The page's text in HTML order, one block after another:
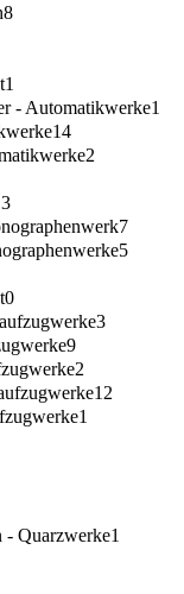
8
1
- Automatikwerke1
14
2
7
5
0
3
9
2
12
1
- Quarzwerke1